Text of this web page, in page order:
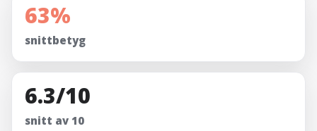
63%
snittbetyg
6.3/10
snitt av 10